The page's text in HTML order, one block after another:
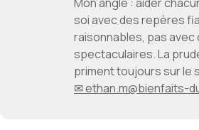
soi avec des repères
raisonnables, pas
spectaculaires. La
priment toujours sur le
✉ ethan.m@bienfaits-